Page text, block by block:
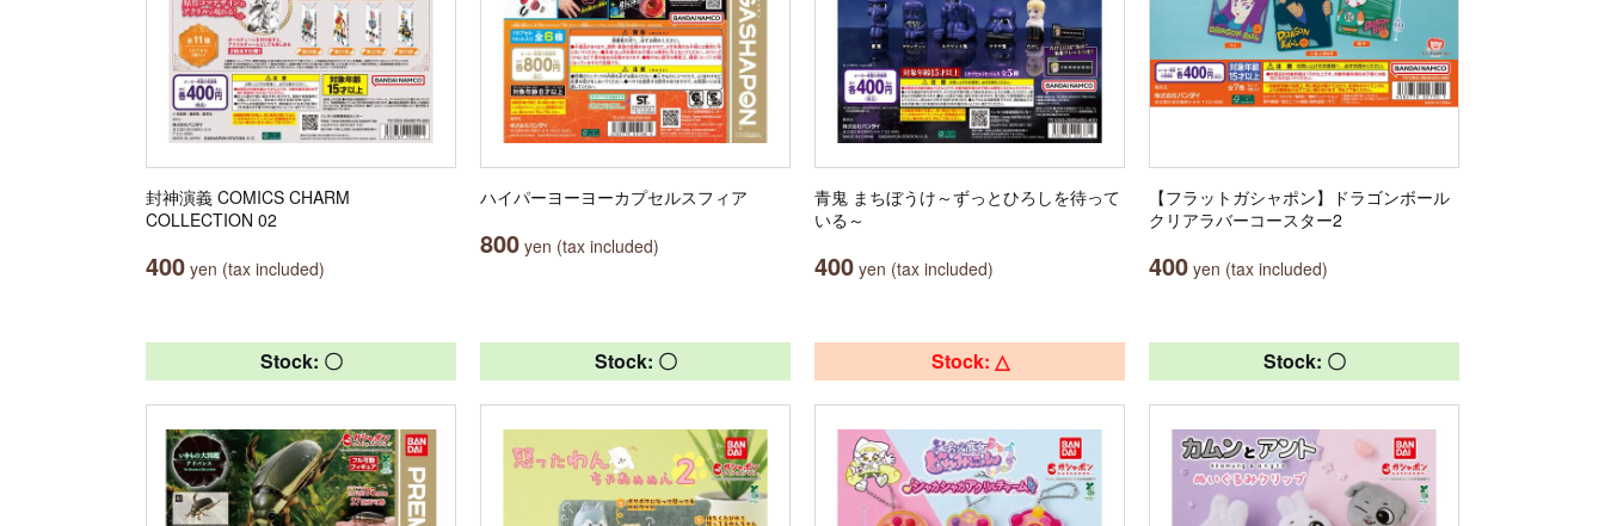
封神演義 COMICS CHARM
COLLECTION 02
400 yen (tax included)
ハイパーヨーヨーカプセルスフィア
800 yen (tax included)
青鬼 まちぼうけ～ずっとひろしを待って
いる～
400 yen (tax included)
【フラットガシャポン】ドラゴンボール
クリアラバーコースター2
400 yen (tax included)
Stock: 〇 Stock: 〇 Stock: △ Stock: 〇